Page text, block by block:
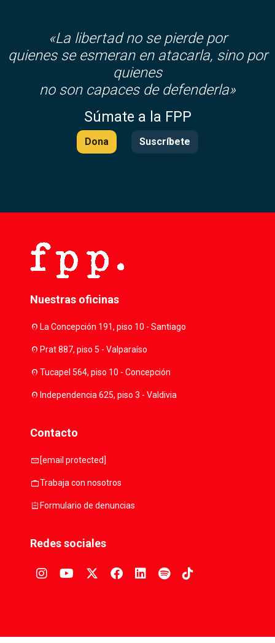
«La libertad no se pierde por
quienes se esmeran en atacarla, sino por
quienes
no son capaces de defenderla»
Súmate a la FPP
Dona Suscríbete
Nuestras oficinas
location_onLa Concepción 191, piso 10 - Santiago
location_onPrat 887, piso 5 - Valparaíso
location_onTucapel 564, piso 10 - Concepción
location_onIndependencia 625, piso 3 - Valdivia
Contacto
mail [email protected]
workTrabaja con nosotros
assignmentFormulario de denuncias
Redes sociales